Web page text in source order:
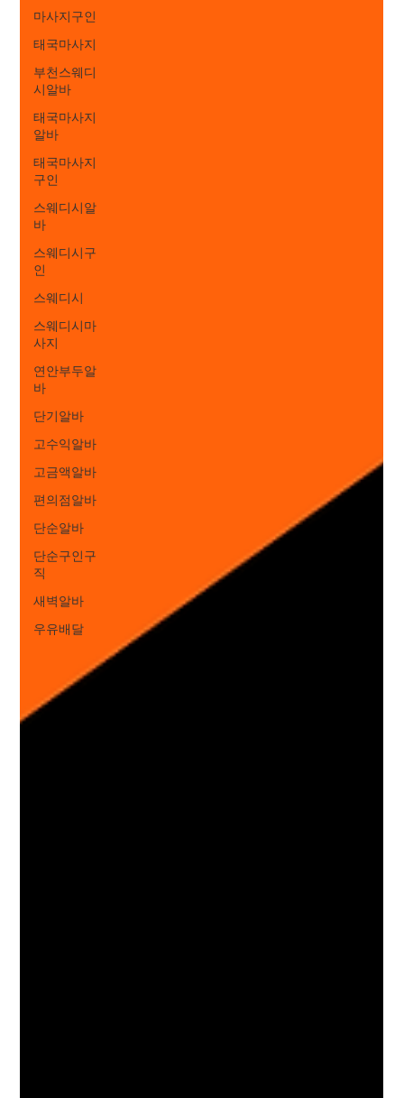
마사지구인
태국마사지
부천스웨디
시알바
태국마사지
알바
태국마사지
구인
스웨디시알
바
스웨디시구
인
스웨디시
스웨디시마
사지
연안부두알
바
단기알바
고수익알바
고금액알바
편의점알바
단순알바
단순구인구
직
새벽알바
우유배달